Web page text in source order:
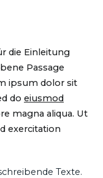
die Einleitung
Passage
ipsum dolor sit
do eiusmod
magna aliqua. Ut
exercitation
Texte.